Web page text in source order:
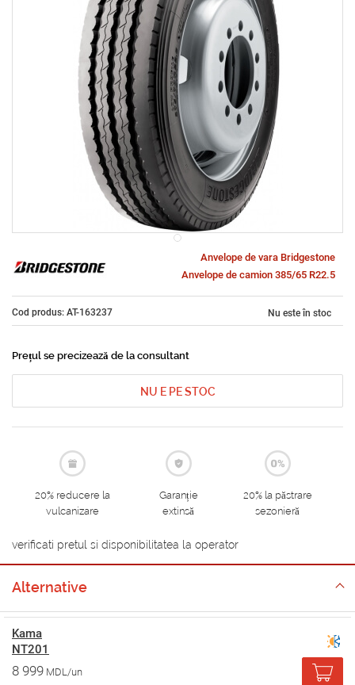
Anvelope de vara Bridgestone
Anvelope de camion 385/65 R22.5
Cod produs: AT-163237 Nu este în stoc
Prețul se precizează de la consultant
NU E PE STOC
20% reducere la
vulcanizare
Garanție
extinsă
20% la păstrare
sezonieră
verificati pretul si disponibilitatea la operator
Alternative
Kama
NT201
8 999 MDL/un